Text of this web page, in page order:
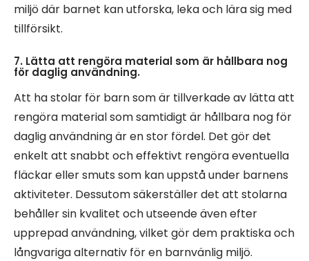
miljö där barnet kan utforska, leka och lära sig med
tillförsikt.
7. Lätta att rengöra material som är hållbara nog
för daglig användning.
Att ha stolar för barn som är tillverkade av lätta att
rengöra material som samtidigt är hållbara nog för
daglig användning är en stor fördel. Det gör det
enkelt att snabbt och effektivt rengöra eventuella
fläckar eller smuts som kan uppstå under barnens
aktiviteter. Dessutom säkerställer det att stolarna
behåller sin kvalitet och utseende även efter
upprepad användning, vilket gör dem praktiska och
långvariga alternativ för en barnvänlig miljö.